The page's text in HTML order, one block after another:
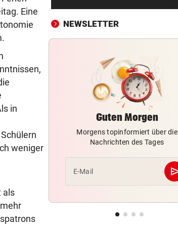
Eine
in
weniger
als
Wassergebühren im Ländle
BRENZLIGE SITUATION
Trumps Heli beinahe mit
OFFENSIVE VERSTÄRKUNG
Wunschspieler! GAK angelt
junges ÖFB-Juwel
AUCH NEUER THEMENWEG vor
Nationalpark sucht wieder
Almhirten des Jahres
„JEDE MENGE HILFE“ vor
Rihanna braucht ein Team
GROSSEINSATZ IN WIEN
NEWSLETTER
Guten Morgen
Morgens topinformiert über die
Nachrichten des Tages
E-Mail